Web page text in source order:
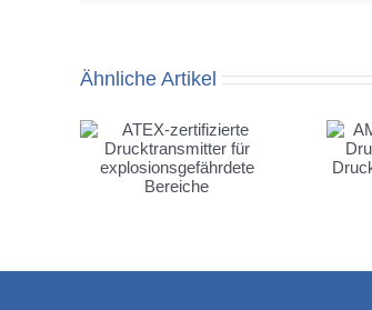
Ähnliche Artikel
AMS 6832 –
Miniatur-Drucksensor
jetzt mit
Druckbereichen bis 2